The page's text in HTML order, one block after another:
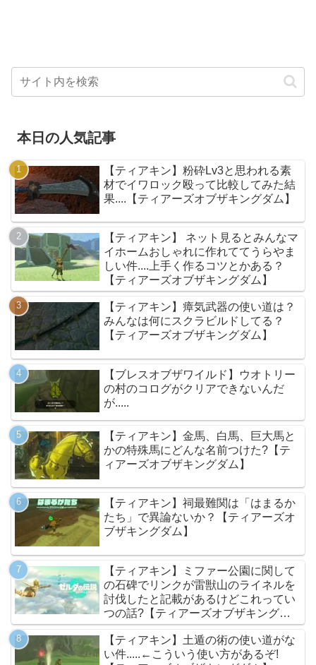
本日の人気記事
【ティアキン】粉砕Lv3と思われる素
材でイワロック殴って比較してみた結
果....【ティアーズオブザキングダム】
【ティアキン】 ネット見るとみんなマ
イホームおしゃれに作れててうらやま
しい件....上手く作るコツとかある？
【ティアーズオブザキングダム】
【ティアキン】瘴気武器の使い道は？
みんなは何にスクラビルドしてる？
【ティアーズオブザキングダム】
【ブレスオブザワイルド】ウオトリー
の村のコログがクリアできないんだ
が.....
【ティアキン】金馬、白馬、巨大馬と
かの特殊馬にどんな名前つけた?【テ
ィアーズオブザキングダム】
【ティアキン】祠最難関は「はまるか
たち」で異論ないか？【ティアーズオ
ブザキングダム】
【ティアキン】ミファー公園に関して
の石碑でリンクが雷獣山のライネルを
討伐したと記載があるけどこれってい
つの話?【ティアーズオブザキングダ
ム】
【ティアキン】土遁の術の使い道がな
い件.....←こういう使い方があるぞ!